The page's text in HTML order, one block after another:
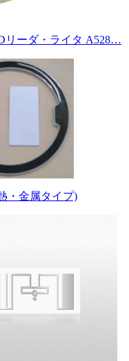
リーダ・ライタ A528…
・金属タイプ)